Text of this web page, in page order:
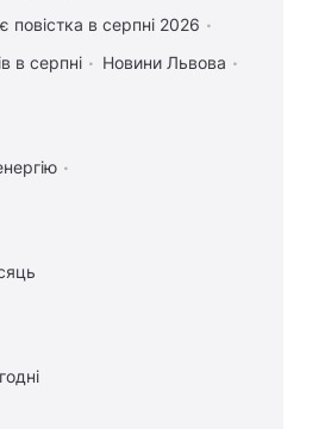
повістка в серпні 2026
в серпні
Новини Львова